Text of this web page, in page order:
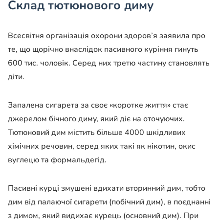
Склад тютюнового диму
Всесвітня організація охорони здоров’я заявила про
те, що щорічно внаслідок пасивного куріння гинуть
600 тис. чоловік. Серед них третю частину становлять
діти.
Запалена сигарета за своє «коротке життя» стає
джерелом бічного диму, який діє на оточуючих.
Тютюновий дим містить більше 4000 шкідливих
хімічних речовин, серед яких такі як нікотин, окис
вуглецю та формальдегід.
Пасивні курці змушені вдихати вторинний дим, тобто
дим від палаючої сигарети (побічний дим), в поєднанні
з димом, який видихає курець (основний дим). При